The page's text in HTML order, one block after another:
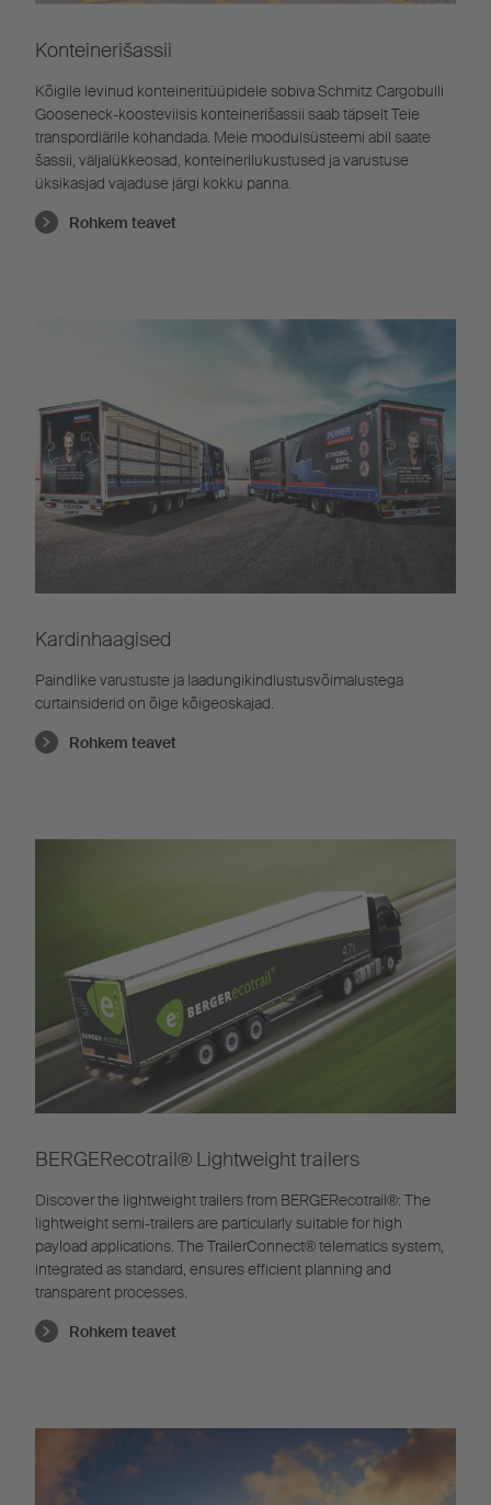
Konteinerišassii
Kõigile levinud konteineritüüpidele sobiva Schmitz Cargobulli
Gooseneck-koosteviisis konteinerišassii saab täpselt Teie
transpordiärile kohandada. Meie moodulsüsteemi abil saate
šassii, väljalükkeosad, konteinerilukustused ja varustuse
üksikasjad vajaduse järgi kokku panna.
Rohkem teavet
Kardinhaagised
Paindlike varustuste ja laadungikindlustusvõimalustega
curtainsiderid on õige kõigeoskajad.
Rohkem teavet
BERGERecotrail®️ Lightweight trailers
Discover the lightweight trailers from BERGERecotrail®️: The
lightweight semi-trailers are particularly suitable for high
payload applications. The TrailerConnect® telematics system,
integrated as standard, ensures efficient planning and
transparent processes.
Rohkem teavet